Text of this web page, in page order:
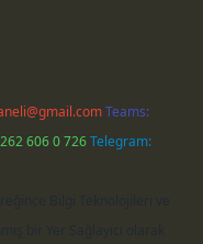
Teams:
606 0 726Telegram: